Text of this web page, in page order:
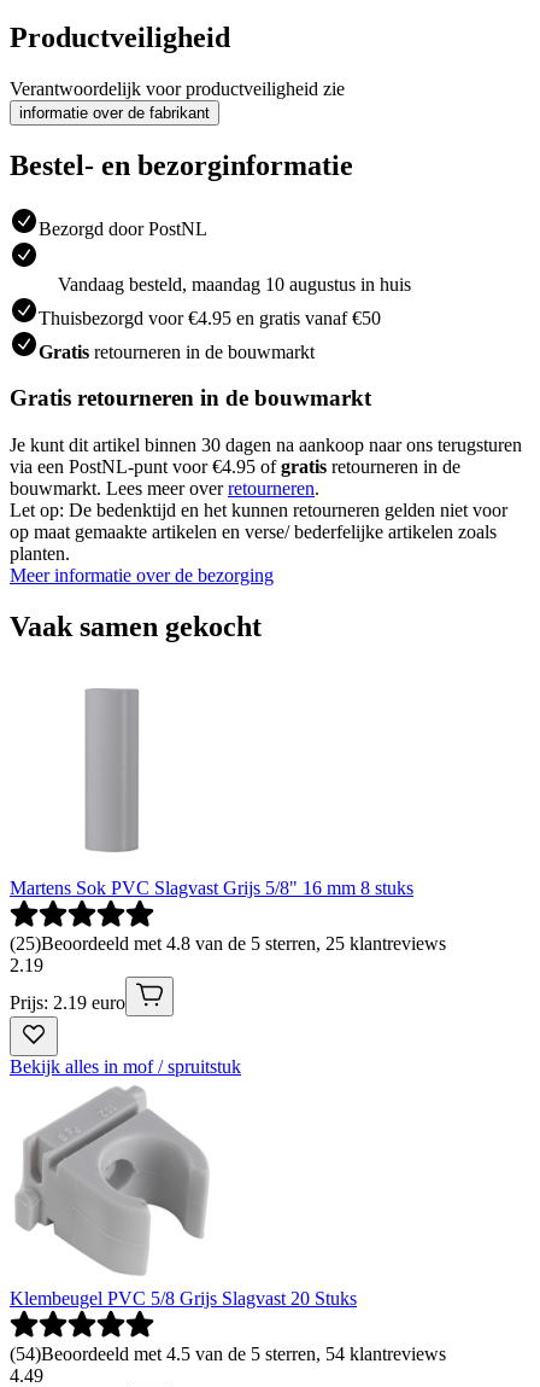
Productveiligheid
Verantwoordelijk voor productveiligheid zie
informatie over de fabrikant
Bestel- en bezorginformatie
Bezorgd door PostNL
Vandaag besteld, maandag 10 augustus in huis
Thuisbezorgd voor €4.95 en gratis vanaf €50
Gratis retourneren in de bouwmarkt
Gratis retourneren in de bouwmarkt
Je kunt dit artikel binnen 30 dagen na aankoop naar ons terugsturen
via een PostNL-punt voor €4.95 ofgratis retourneren in de
bouwmarkt. Lees meer overretourneren.
Let op: De bedenktijd en het kunnen retourneren gelden niet voor
op maat gemaakte artikelen en verse/ bederfelijke artikelen zoals
planten.
Meer informatie over de bezorging
Vaak samen gekocht
Martens Sok PVC Slagvast Grijs 5/8" 16 mm 8 stuks
(25)Beoordeeld met 4.8 van de 5 sterren, 25 klantreviews
2.19
Prijs: 2.19 euro
Bekijk alles in mof / spruitstuk
Klembeugel PVC 5/8 Grijs Slagvast 20 Stuks
(54)Beoordeeld met 4.5 van de 5 sterren, 54 klantreviews
4.49